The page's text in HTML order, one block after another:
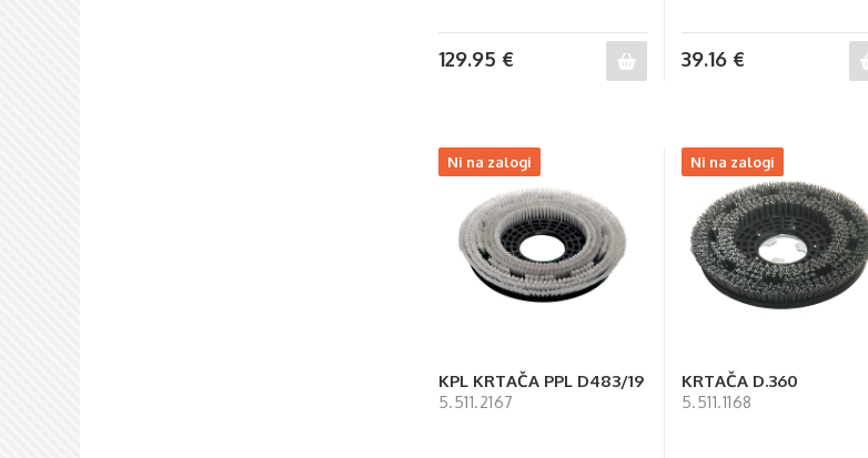
129.95 € 39.16 €
Ni na zalogi
KPL KRTAČA PPL D483/19
5.511.2167
Ni na zalogi
KRTAČA D.360
5.511.1168